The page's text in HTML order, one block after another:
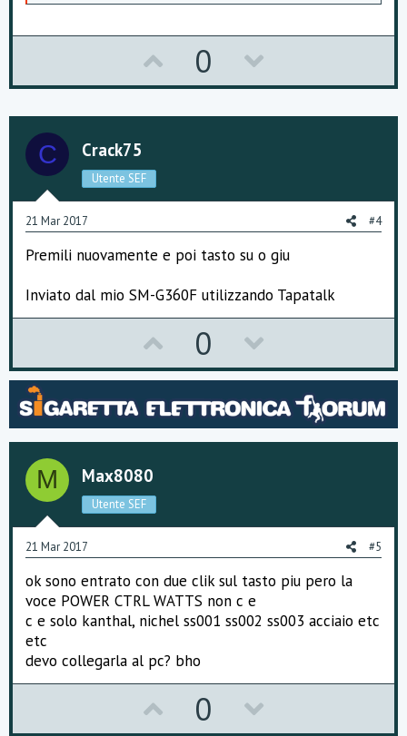
a
e
n
t
i
:
p
v
e
0
o
w
o
t
e
C Crack75
Utente SEF
21 Mar 2017 #4
Premili nuovamente e poi tasto su o giu
Inviato dal mio SM-G360F utilizzando Tapatalk
p
v
o
0
o
w
n
t
e
M Max8080
Utente SEF
21 Mar 2017 #5
ok sono entrato con due clik sul tasto piu pero la
voce POWER CTRL WATTS non c e
c e solo kanthal, nichel ss001 ss002 ss003 acciaio etc
etc
devo collegarla al pc? bho
0